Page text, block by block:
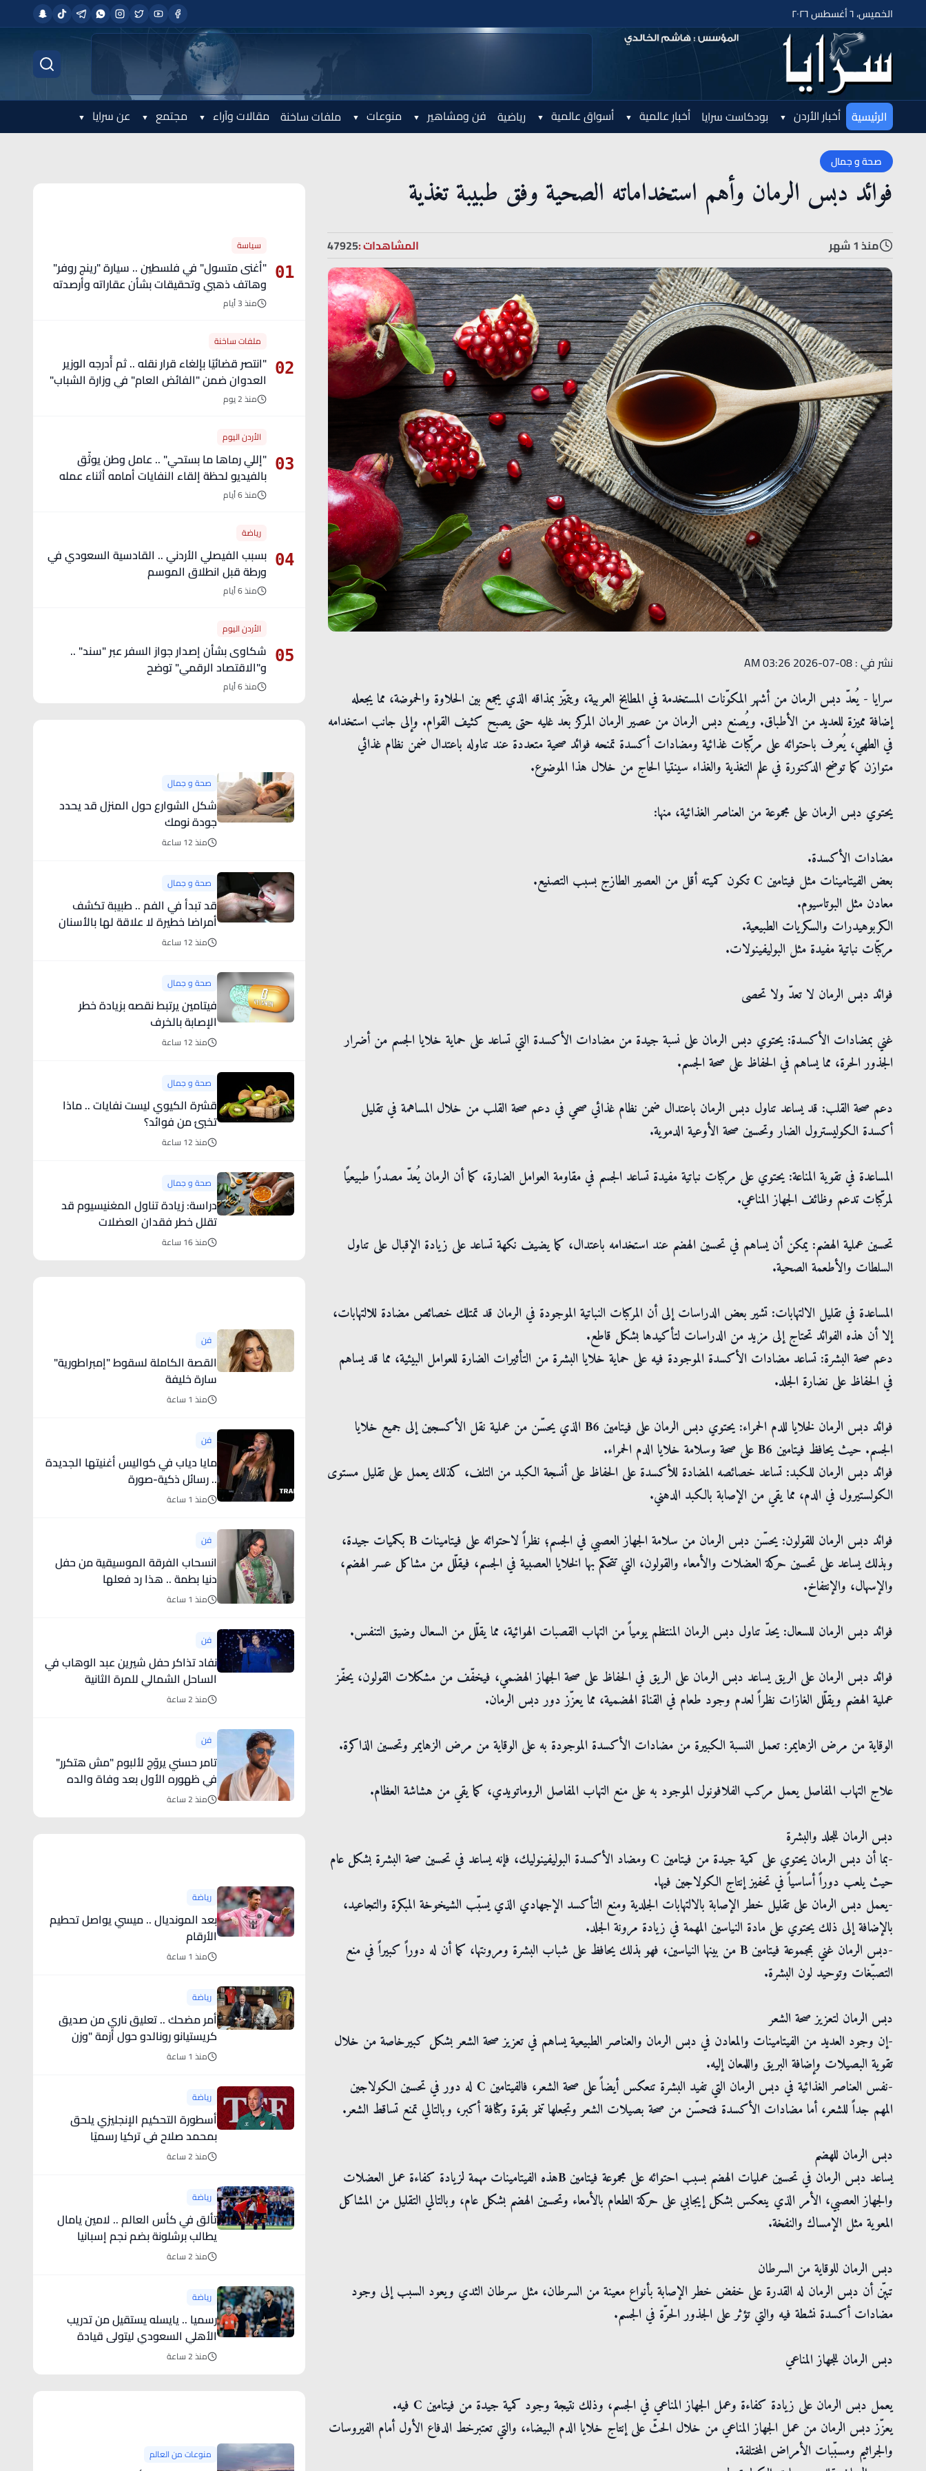
الخميس، ٦ أغسطس ٢٠٢٦
الرئيسية أخبار الأردن بودكاست سرايا أخبار عالمية أسواق عالمية رياضية فن ومشاهير منوعات ملفات ساخنة مقالات وآراء مجتمع عن سرايا
صحة و جمال
فوائد دبس الرمان وأهم استخداماته الصحية وفق طبيبة تغذية
منذ 1 شهر المشاهدات :47925
نشر في : 08-07-2026 03:26 AM
سرايا - يُعدّ دبس الرمان من أشهر المكوّنات المستخدمة في المطابخ العربية، ويتميّز بمذاقه الذي يجمع بين الحلاوة والحموضة، مما يجعله
إضافة مميزة للعديد من الأطباق. ويُصنع دبس الرمان من عصير الرمان المركز بعد غليه حتى يصبح كثيف القوام. وإلى جانب استخدامه
في الطهي، يُعرف باحتوائه على مركّبات غذائية ومضادات أكسدة تمنحه فوائد صحية متعددة عند تناوله باعتدال ضمن نظام غذائي
متوازن كما توضح الدكتورة في علم التغذية والغذاء سينتيا الحاج من خلال هذا الموضوع.
يحتوي دبس الرمان على مجموعة من العناصر الغذائية، منها:
مضادات الأكسدة.
بعض الفيتامينات مثل فيتامين C تكون كميته أقل من العصير الطازج بسبب التصنيع.
معادن مثل البوتاسيوم.
الكربوهيدرات والسكريات الطبيعية.
مركبّات نباتية مفيدة مثل البوليفينولات.
فوائد دبس الرمان لا تعدّ ولا تحصى
غني بمضادات الأكسدة: يحتوي دبس الرمان على نسبة جيدة من مضادات الأكسدة التي تساعد على حماية خلايا الجسم من أضرار
الجذور الحرة، مما يساهم في الحفاظ على صحة الجسم.
دعم صحة القلب: قد يساعد تناول دبس الرمان باعتدال ضمن نظام غذائي صحي في دعم صحة القلب من خلال المساهمة في تقليل
أكسدة الكوليسترول الضار وتحسين صحة الأوعية الدموية.
المساعدة في تقوية المناعة: يحتوي على مركبات نباتية مفيدة تساعد الجسم في مقاومة العوامل الضارة، كما أن الرمان يُعدّ مصدرًا طبيعيًا
لمركّبات تدعم وظائف الجهاز المناعي.
تحسين عملية الهضم: يمكن أن يساهم في تحسين الهضم عند استخدامه باعتدال، كما يضيف نكهة تساعد على زيادة الإقبال على تناول
السلطات والأطعمة الصحية.
المساعدة في تقليل الالتهابات: تشير بعض الدراسات إلى أن المركبات النباتية الموجودة في الرمان قد تمتلك خصائص مضادة للالتهابات،
إلا أن هذه الفوائد تحتاج إلى مزيد من الدراسات لتأكيدها بشكل قاطع.
دعم صحة البشرة: تساعد مضادات الأكسدة الموجودة فيه على حماية خلايا البشرة من التأثيرات الضارة للعوامل البيئية، مما قد يساهم
في الحفاظ على نضارة الجلد.
فوائد دبس الرمان لخلايا للدم الحمراء: يحتوي دبس الرمان على فيتامين B6 الذي يحسّن من عملية نقل الأكسجين إلى جميع خلايا
الجسم. حيث يحافظ فيتامين B6 على صحة وسلامة خلايا الدم الحمراء.
فوائد دبس الرمان للكبد: تساعد خصائصه المضادة للأكسدة على الحفاظ على أنسجة الكبد من التلف، كذلك يعمل على تقليل مستوى
الكولستيرول في الدم، مما يقي من الإصابة بالكبد الدهني.
فوائد دبس الرمان للقولون: يحسّن دبس الرمان من سلامة الجهاز العصبي في الجسم؛ نظراً لاحتوائه على فيتامينات B بكميات جيدة،
وبذلك يساعد على تحسين حركة العضلات والأمعاء والقولون، التي تتحكم بها الخلايا العصبية في الجسم، فيقلّل من مشاكل عسر الهضم،
والإسهال، والإنتفاخ.
فوائد دبس الرمان للسعال: يحدّ تناول دبس الرمان المنتظم يومياً من التهاب القصبات الهوائية، مما يقلّل من السعال وضيق التنفس.
فوائد دبس الرمان على الريق يساعد دبس الرمان على الريق في الحفاظ على صحة الجهاز الهضمي، فيخفّف من مشكلات القولون، يحفّز
عملية الهضم ويقلّل الغازات نظراً لعدم وجود طعام في القناة الهضمية، مما يعزّز دور دبس الرمان.
الوقاية من مرض الزهايمر: تعمل النسبة الكبيرة من مضادات الأكسدة الموجودة به على الوقاية من مرض الزهايمر وتحسين الذاكرة.
علاج التهاب المفاصل يعمل مركب الفلافونول الموجود به على منع التهاب المفاصل الروماتويدي، كما يقي من هشاشة العظام.
دبس الرمان للجلد والبشرة
-بما أن دبس الرمان يحتوي على كمية جيدة من فيتامين C ومضاد الأكسدة البوليفينوليك، فإنه يساعد في تحسين صحة البشرة بشكل عام
حيث يلعب دوراً أساسياً في تحفيز إنتاج الكولاجين فيها.
-يعمل دبس الرمان على تقليل خطر الإصابة بالالتهابات الجلدية ومنع التأكسد الإجهادي الذي يسبّب الشيخوخة المبكرة والتجاعيد،
بالإضافة إلى ذلك يحتوي على مادة النياسين المهمة في زيادة مرونة الجلد.
-دبس الرمان غني بمجموعة فيتامين B من بينها النياسين، فهو بذلك يحافظ على شباب البشرة ومرونتها، كما أن له دوراً كبيراً في منع
التصبّغات وتوحيد لون البشرة.
دبس الرمان لتعزيز صحة الشعر
-إن وجود العديد من الفيتامينات والمعادن في دبس الرمان والعناصر الطبيعية يساهم في تعزيز صحة الشعر بشكل كبيرخاصة من خلال
تقوية البصيلات وإضافة البريق واللمعان إليه.
-نفس العناصر الغذائية في دبس الرمان التي تفيد البشرة تنعكس أيضاً على صحة الشعر، فالفيتامين C له دور في تحسين الكولاجين
المهم جداً للشعر، أما مضادات الأكسدة فتحسّن من صحة بصيلات الشعر وتجعلها تنمو بقوة وكثافة أكبر، وبالتالي تمنع تساقط الشعر.
دبس الرمان للهضم
يساعد دبس الرمان في تحسين عمليات الهضم بسبب احتوائه على مجموعة فيتامين Bهذه الفيتامينات مهمة لزيادة كفاءة عمل العضلات
والجهاز العصبي، الأمر الذي ينعكس بشكل إيجابي على حركة الطعام بالأمعاء وتحسين الهضم بشكل عام، وبالتالي التقليل من المشاكل
المعوية مثل الإمساك والنفخة.
دبس الرمان للوقاية من السرطان
تبيّن أن دبس الرمان له القدرة على خفض خطر الإصابة بأنواع معينة من السرطان، مثل سرطان الثدي ويعود السبب إلى وجود
مضادات أكسدة نشطة فيه والتي تؤثر على الجذور الحرّة في الجسم.
دبس الرمان للجهاز المناعي
يعمل دبس الرمان على زيادة كفاءة وعمل الجهاز المناعي في الجسم، وذلك نتيجة وجود كمية جيدة من فيتامين C فيه.
يعزّز دبس الرمان من عمل الجهاز المناعي من خلال الحثّ على إنتاج خلايا الدم البيضاء، والتي تعتبرخط الدفاع الأول أمام الفيروسات
والجراثيم ومسبّبات الأمراض المختلفة.
01
سياسة
"أغنى متسول" في فلسطين .. سيارة "رينج روفر"
وهاتف ذهبي وتحقيقات بشأن عقاراته وأرصدته
منذ 3 أيام
02
ملفات ساخنة
"انتصر قضائيًا بإلغاء قرار نقله .. ثم أُدرجه الوزير
العدوان ضمن "الفائض العام" في وزارة الشباب"
- تفاصيل
منذ 2 يوم
03
الأردن اليوم
"إللي رماها ما بستحي" .. عامل وطن يوثّق
بالفيديو لحظة إلقاء النفايات أمامه أثناء عمله
منذ 6 أيام
04
رياضة
بسبب الفيصلي الأردني .. القادسية السعودي في
ورطة قبل انطلاق الموسم
منذ 6 أيام
05
الأردن اليوم
شكاوى بشأن إصدار جواز السفر عبر "سند" ..
و"الاقتصاد الرقمي" توضح
منذ 6 أيام
صحة و جمال
شكل الشوارع حول المنزل قد يحدد
جودة نومك
منذ 12 ساعة
صحة و جمال
قد تبدأ في الفم .. طبيبة تكشف
أمراضا خطيرة لا علاقة لها بالأسنان
منذ 12 ساعة
صحة و جمال
فيتامين يرتبط نقصه بزيادة خطر
الإصابة بالخرف
منذ 12 ساعة
صحة و جمال
قشرة الكيوي ليست نفايات .. ماذا
تخبئ من فوائد؟
منذ 12 ساعة
صحة و جمال
دراسة: زيادة تناول المغنيسيوم قد
تقلل خطر فقدان العضلات
منذ 16 ساعة
فن
القصة الكاملة لسقوط "إمبراطورية"
سارة خليفة
منذ 1 ساعة
فن
مايا دياب في كواليس أغنيتها الجديدة
.. رسائل ذكية-صورة
منذ 1 ساعة
فن
انسحاب الفرقة الموسيقية من حفل
دنيا بطمة .. هذا رد فعلها
منذ 1 ساعة
فن
نفاد تذاكر حفل شيرين عبد الوهاب في
الساحل الشمالي للمرة الثانية
منذ 2 ساعة
فن
تامر حسني يروّج لألبوم "مش هتكرر"
في ظهوره الأول بعد وفاة والده
(فيديو)
منذ 2 ساعة
رياضة
بعد المونديال .. ميسي يواصل تحطيم
الأرقام
منذ 1 ساعة
رياضة
أمر مضحك .. تعليق ناري من صديق
كريستيانو رونالدو حول أزمة "وزن
جورجينا"
منذ 1 ساعة
رياضة
أسطورة التحكيم الإنجليزي يلحق
بمحمد صلاح في تركيا رسميًا
منذ 2 ساعة
رياضة
تألق في كأس العالم .. لامين يامال
يطالب برشلونة بضم نجم إسبانيا
منذ 2 ساعة
رياضة
رسميا .. يايسله يستقيل من تدريب
الأهلي السعودي ليتولى قيادة
نيوكاسل الإنجليزي
منذ 2 ساعة
منوعات من العالم